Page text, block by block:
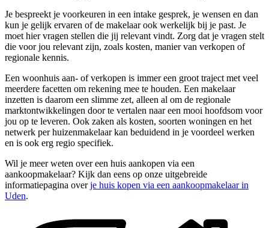
Je bespreekt je voorkeuren in een intake gesprek, je wensen en dan
kun je gelijk ervaren of de makelaar ook werkelijk bij je past. Je
moet hier vragen stellen die jij relevant vindt. Zorg dat je vragen stelt
die voor jou relevant zijn, zoals kosten, manier van verkopen of
regionale kennis.
Een woonhuis aan- of verkopen is immer een groot traject met veel
meerdere facetten om rekening mee te houden. Een makelaar
inzetten is daarom een slimme zet, alleen al om de regionale
marktontwikkelingen door te vertalen naar een mooi hoofdsom voor
jou op te leveren. Ook zaken als kosten, soorten woningen en het
netwerk per huizenmakelaar kan beduidend in je voordeel werken
en is ook erg regio specifiek.
Wil je meer weten over een huis aankopen via een
aankoopmakelaar? Kijk dan eens op onze uitgebreide
informatiepagina overje huis kopen via een aankoopmakelaar in
Uden.